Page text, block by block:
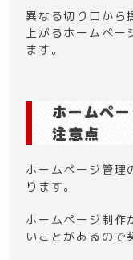
異なる切り口から
上がるホームペ
ます。
ホームペ
注意点
ホームページ管理
ります。
ホームページ制作
いことがあるので